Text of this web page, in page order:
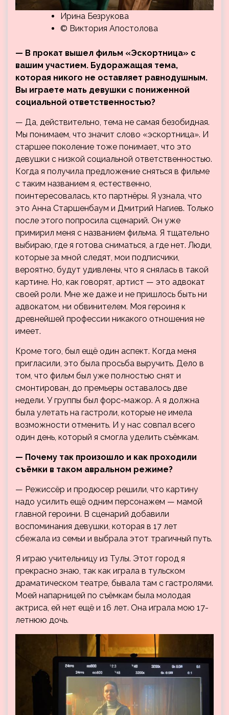
Ирина Безрукова
© Виктория Апостолова
— В прокат вышел фильм «Эскортница» с
вашим участием. Будоражащая тема,
которая никого не оставляет равнодушным.
Вы играете мать девушки с пониженной
социальной ответственностью?
— Да, действительно, тема не самая безобидная.
Мы понимаем, что значит слово «эскортница». И
старшее поколение тоже понимает, что это
девушки с низкой социальной ответственностью.
Когда я получила предложение сняться в фильме
с таким названием я, естественно,
поинтересовалась, кто партнёры. Я узнала, что
это Анна Старшенбаум и Дмитрий Нагиев. Только
после этого попросила сценарий. Он уже
примирил меня с названием фильма. Я тщательно
выбираю, где я готова сниматься, а где нет. Люди,
которые за мной следят, мои подписчики,
вероятно, будут удивлены, что я снялась в такой
картине. Но, как говорят, артист — это адвокат
своей роли. Мне же даже и не пришлось быть ни
адвокатом, ни обвинителем. Моя героиня к
древнейшей профессии никакого отношения не
имеет.
Кроме того, был ещё один аспект. Когда меня
пригласили, это была просьба выручить. Дело в
том, что фильм был уже полностью снят и
смонтирован, до премьеры оставалось две
недели. У группы был форс-мажор. А я должна
была улетать на гастроли, которые не имела
возможности отменить. И у нас совпал всего
один день, который я смогла уделить съёмкам.
— Почему так произошло и как проходили
съёмки в таком авральном режиме?
— Режиссёр и продюсер решили, что картину
надо усилить ещё одним персонажем — мамой
главной героини. В сценарий добавили
воспоминания девушки, которая в 17 лет
сбежала из семьи и выбрала этот трагичный путь.
Я играю учительницу из Тулы. Этот город я
прекрасно знаю, так как играла в тульском
драматическом театре, бывала там с гастролями.
Моей напарницей по съёмкам была молодая
актриса, ей нет ещё и 16 лет. Она играла мою 17-
летнюю дочь.